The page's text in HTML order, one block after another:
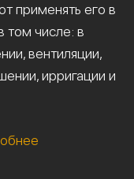
применять его в
том числе: в
вентиляции,
ирригации и